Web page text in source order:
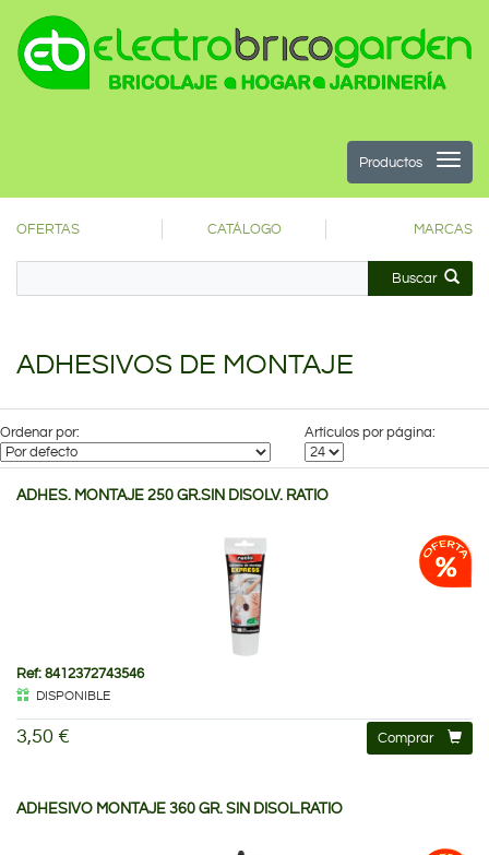
Productos
OFERTAS CATÁLOGO MARCAS
Buscar
ADHESIVOS DE MONTAJE
Ordenar por: Artículos por página:
ADHES. MONTAJE 250 GR.SIN DISOLV. RATIO
Ref: 8412372743546
DISPONIBLE
3,50 € Comprar
ADHESIVO MONTAJE 360 GR. SIN DISOL.RATIO